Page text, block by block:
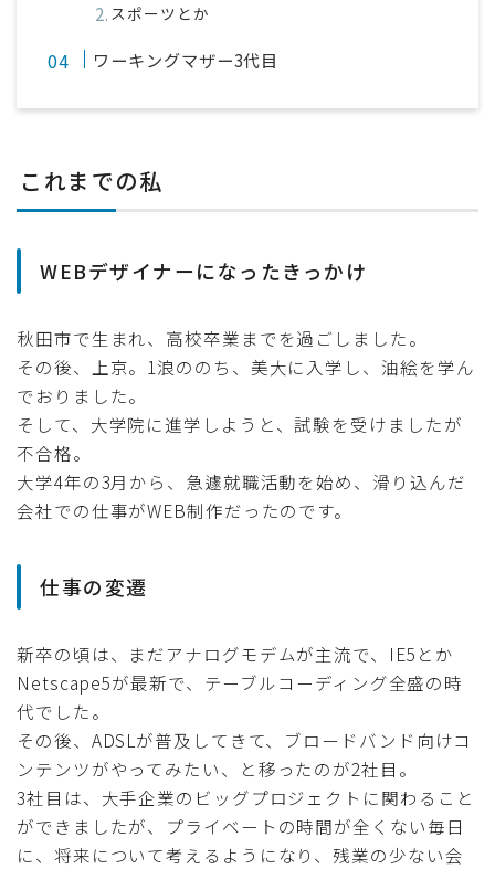
スポーツとか
ワーキングマザー3代目
これまでの私
WEBデザイナーになったきっかけ
秋田市で生まれ、高校卒業までを過ごしました。
その後、上京。1浪ののち、美大に入学し、油絵を学ん
でおりました。
そして、大学院に進学しようと、試験を受けましたが
不合格。
大学4年の3月から、急遽就職活動を始め、滑り込んだ
会社での仕事がWEB制作だったのです。
仕事の変遷
新卒の頃は、まだアナログモデムが主流で、IE5とか
Netscape5が最新で、テーブルコーディング全盛の時
代でした。
その後、ADSLが普及してきて、ブロードバンド向けコ
ンテンツがやってみたい、と移ったのが2社目。
3社目は、大手企業のビッグプロジェクトに関わること
ができましたが、プライベートの時間が全くない毎日
に、将来について考えるようになり、残業の少ない会